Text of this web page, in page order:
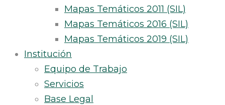
Mapas Temáticos 2011 (SIL)
Mapas Temáticos 2016 (SIL)
Mapas Temáticos 2019 (SIL)
Institución
Equipo de Trabajo
Servicios
Base Legal